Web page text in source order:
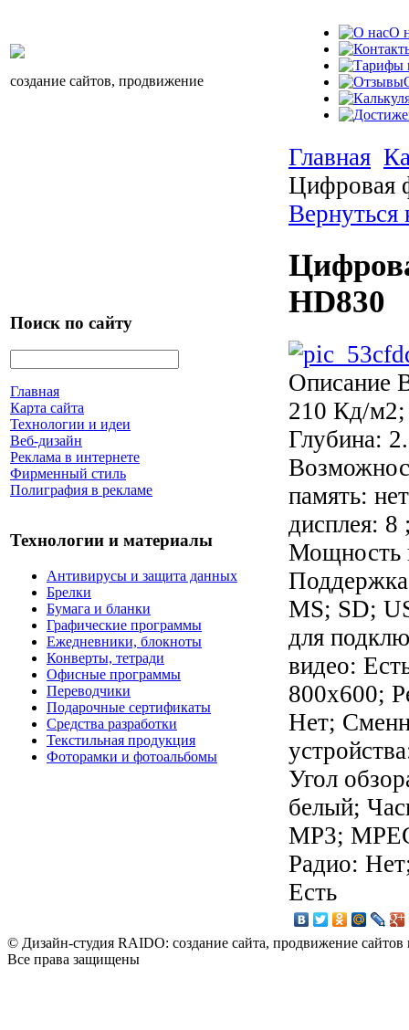
создание сайтов, продвижение
О
Поиск по сайту
Главная
Карта сайта
Технологии и идеи
Веб-дизайн
Реклама в интернете
Фирменный стиль
Полиграфия в рекламе
Технологии и материалы
Антивирусы и защита данных
Брелки
Бумага и бланки
Графические программы
Ежедневники, блокноты
Конверты, тетради
Офисные программы
Переводчики
Подарочные сертификаты
Средства разработки
Текстильная продукция
Фоторамки и фотоальбомы
Главная
Цифровая
HD830
Описание
210 Кд/
Глубина:
память:
дисплея:
Мощность
MS; SD;
для
видео:
800x600;
Нет;
Угол
белый;
MP3;
Радио:
Есть
© Дизайн-студия RAIDO: создание сайта, продвижение сайтов
Все права защищены